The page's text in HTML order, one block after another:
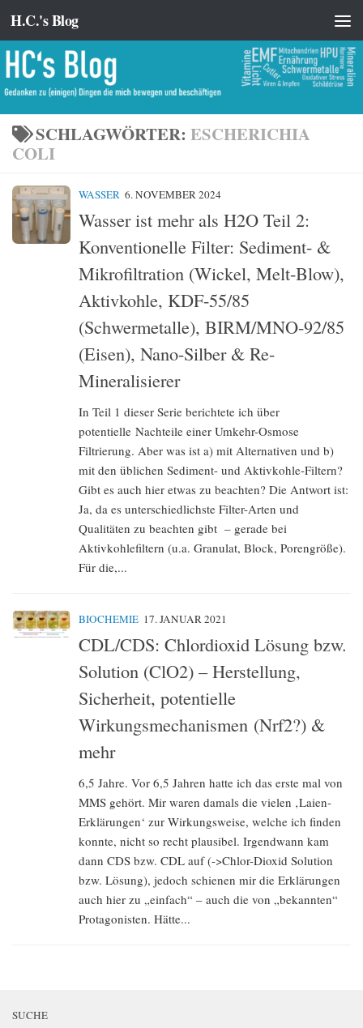
Zum Inhalt springen
H.C.'s Blog
SCHLAGWÖRTER: ESCHERICHIA
COLI
WASSER 6. NOVEMBER 2024
Wasser ist mehr als H2O Teil 2:
Konventionelle Filter: Sediment- &
Mikrofiltration (Wickel, Melt-Blow),
Aktivkohle, KDF-55/85
(Schwermetalle), BIRM/MNO-92/85
(Eisen), Nano-Silber & Re-
Mineralisierer
In Teil 1 dieser Serie berichtete ich über
potentielle Nachteile einer Umkehr-Osmose
Filtrierung. Aber was ist a) mit Alternativen und b)
mit den üblichen Sediment- und Aktivkohle-Filtern?
Gibt es auch hier etwas zu beachten? Die Antwort ist:
Ja, da es unterschiedlichste Filter-Arten und
Qualitäten zu beachten gibt – gerade bei
Aktivkohlefiltern (u.a. Granulat, Block, Porengröße).
Für die,...
BIOCHEMIE 17. JANUAR 2021
CDL/CDS: Chlordioxid Lösung bzw.
Solution (ClO2) – Herstellung,
Sicherheit, potentielle
Wirkungsmechanismen (Nrf2?) &
mehr
6,5 Jahre. Vor 6,5 Jahren hatte ich das erste mal von
MMS gehört. Mir waren damals die vielen ‚Laien-
Erklärungen‘ zur Wirkungsweise, welche ich finden
konnte, nicht so recht plausibel. Irgendwann kam
dann CDS bzw. CDL auf (->Chlor-Dioxid Solution
bzw. Lösung), jedoch schienen mir die Erklärungen
auch hier zu „einfach“ – auch die von „bekannten“
Protagonisten. Hätte...
SUCHE